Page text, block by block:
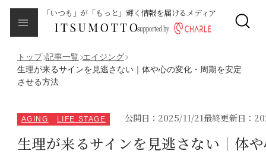
「いつも」が「もっと」輝く情報を届けるメディア
トップ 記事一覧 エイジング
生理が来るサインを見逃さない｜体や心の変化・周期を安定
させる方法
AGING LIFE STAGE 公開日：2025/11/21最終更新日：
生理が来るサインを見逃さない｜体